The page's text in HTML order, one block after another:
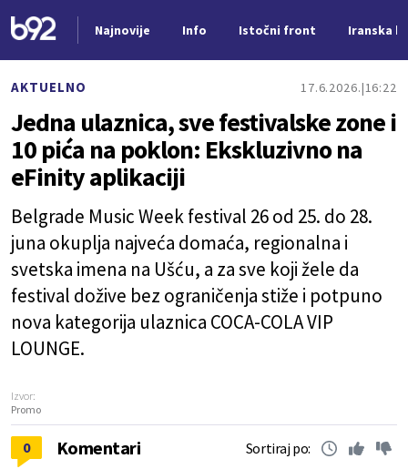
Najnovije Info Istočni front Iranska
AKTUELNO 17.6.2026. 16:22
Jedna ulaznica, sve festivalske zone i
10 pića na poklon: Ekskluzivno na
eFinity aplikaciji
Belgrade Music Week festival 26 od 25. do 28.
juna okuplja najveća domaća, regionalna i
svetska imena na Ušću, a za sve koji žele da
festival dožive bez ograničenja stiže i potpuno
nova kategorija ulaznica COCA-COLA VIP
LOUNGE.
Izvor:
Promo
0 Komentari Sortiraj po: